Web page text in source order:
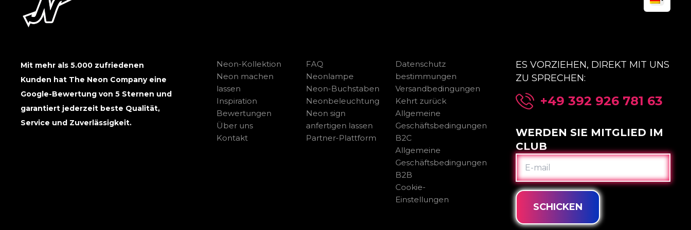
Mit mehr als 5.000 zufriedenen
Kunden hat The Neon Company eine
Google-Bewertung von 5 Sternen und
garantiert jederzeit beste Qualität,
Service und Zuverlässigkeit.
Neon-Kollektion
Neon machen
lassen
Inspiration
Bewertungen
Über uns
Kontakt
FAQ
Neonlampe
Neon-Buchstaben
Neonbeleuchtung
Neon sign
anfertigen lassen
Partner-Plattform
Datenschutz
bestimmungen
Versandbedingungen
Kehrt zurück
Allgemeine
Geschäftsbedingungen
B2C
Allgemeine
Geschäftsbedingungen
B2B
Cookie-
Einstellungen
ES VORZIEHEN, DIREKT MIT UNS
ZU SPRECHEN:
+49 392 926 781 63
WERDEN SIE MITGLIED IM
CLUB
E-
MAIL
SCHICKEN